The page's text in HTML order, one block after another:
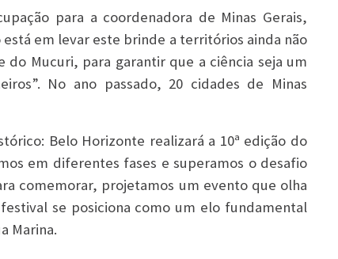
para a coordenadora de Minas Gerais,
em levar este brinde a territórios ainda não
Mucuri, para garantir que a ciência seja um
No ano passado, 20 cidades de Minas
Belo Horizonte realizará a 10ª edição do
em diferentes fases e superamos o desafio
comemorar, projetamos um evento que olha
se posiciona como um elo fundamental
Marina.